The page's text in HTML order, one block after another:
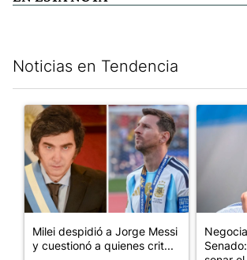
Noticias en Tendencia
Un artículo de tendencia con el título
Milei despidió a Jorge Messi
y cuestionó a quienes crit...
Un